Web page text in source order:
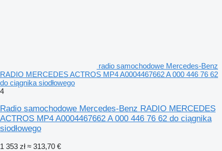
radio samochodowe Mercedes-Benz
RADIO MERCEDES ACTROS MP4 A0004467662 A 000 446 76 62
do ciągnika siodłowego
4
Radio samochodowe Mercedes-Benz RADIO MERCEDES
ACTROS MP4 A0004467662 A 000 446 76 62 do ciągnika
siodłowego
1 353 zł ≈ 313,70 €